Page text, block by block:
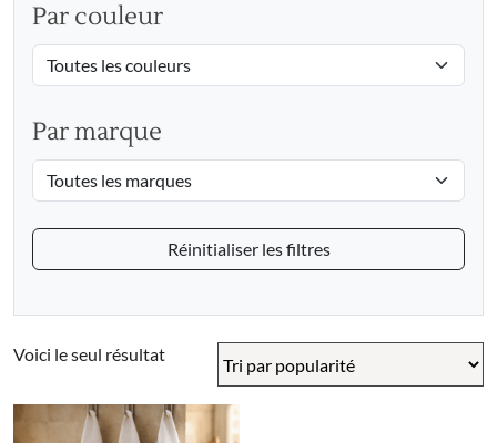
Par couleur
Par marque
Réinitialiser les filtres
Voici le seul résultat